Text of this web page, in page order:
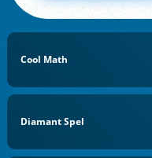
Cool Math
Diamant Spel